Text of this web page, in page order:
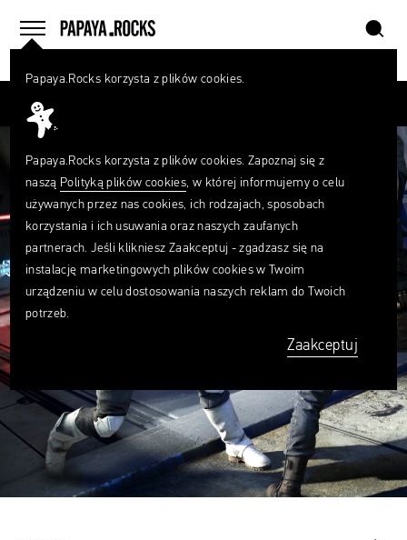
menu
home szukaj
Papaya.Rocks korzysta z plików cookies.
Papaya.Rocks korzysta z plików cookies. Zapoznaj się z
naszą Polityką plików cookies, w której informujemy o celu
używanych przez nas cookies, ich rodzajach, sposobach
korzystania i ich usuwania oraz naszych zaufanych
partnerach. Jeśli klikniesz Zaakceptuj - zgadzasz się na
instalację marketingowych plików cookies w Twoim
urządzeniu w celu dostosowania naszych reklam do Twoich
potrzeb.
Zaakceptuj
Czego
szukasz?